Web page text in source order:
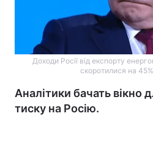
Доходи Росії від експорту
скоротилися на
Аналітики бачать вікно
тиску на Росію.